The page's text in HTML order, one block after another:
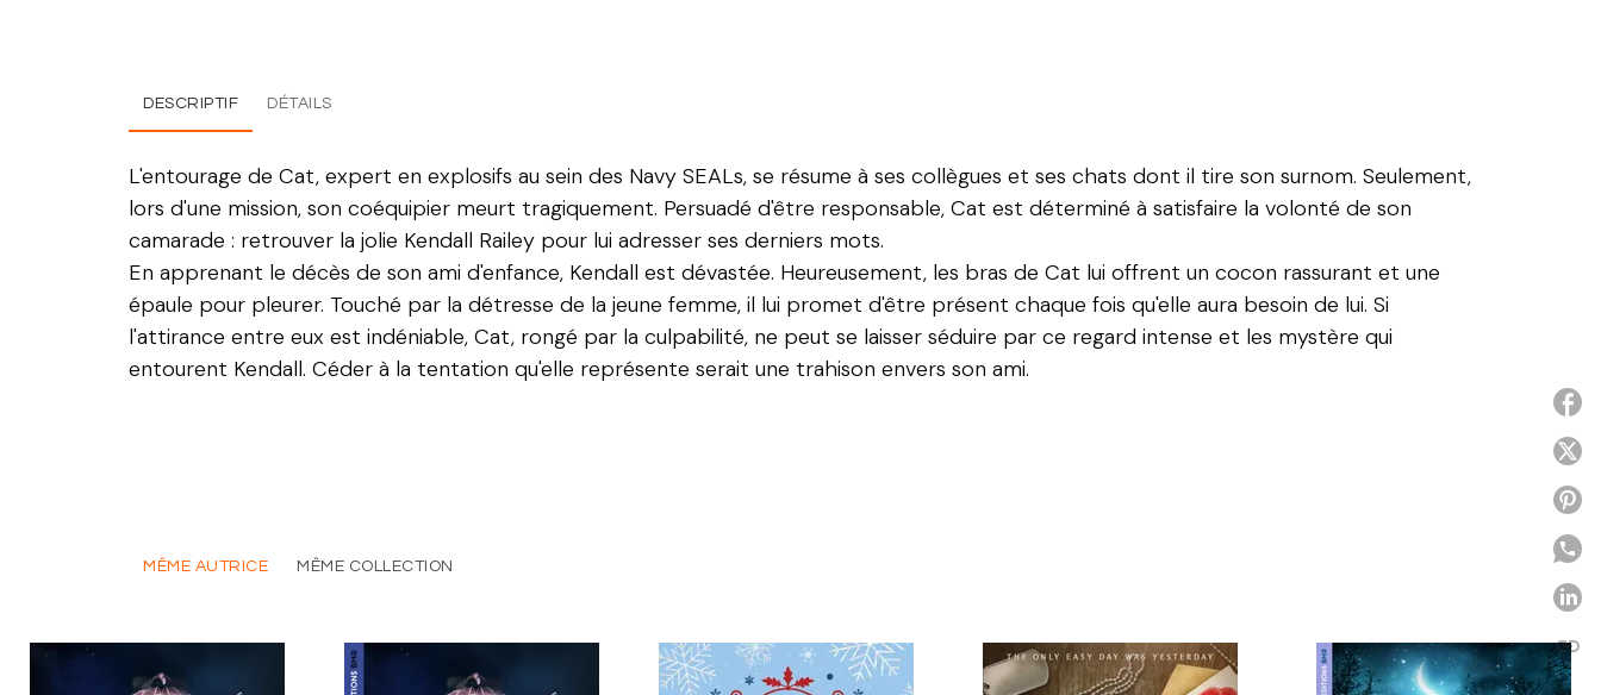
DESCRIPTIF DÉTAILS
L'entourage de Cat, expert en explosifs au sein des Navy SEALs, se résume à ses collègues et ses chats dont il tire son surnom. Seulement,
lors d'une mission, son coéquipier meurt tragiquement. Persuadé d'être responsable, Cat est déterminé à satisfaire la volonté de son
camarade : retrouver la jolie Kendall Railey pour lui adresser ses derniers mots.
En apprenant le décès de son ami d'enfance, Kendall est dévastée. Heureusement, les bras de Cat lui offrent un cocon rassurant et une
épaule pour pleurer. Touché par la détresse de la jeune femme, il lui promet d'être présent chaque fois qu'elle aura besoin de lui. Si
l'attirance entre eux est indéniable, Cat, rongé par la culpabilité, ne peut se laisser séduire par ce regard intense et les mystère qui
entourent Kendall. Céder à la tentation qu'elle représente serait une trahison envers son ami.
MÊME AUTRICE MÊME COLLECTION
link